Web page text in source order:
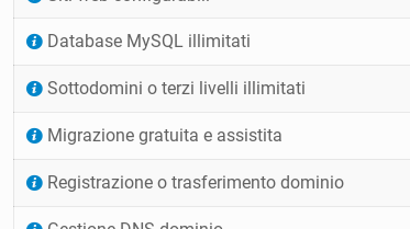
Database MySQL illimitati
Sottodomini o terzi livelli illimitati
Migrazione gratuita e assistita
Registrazione o trasferimento dominio